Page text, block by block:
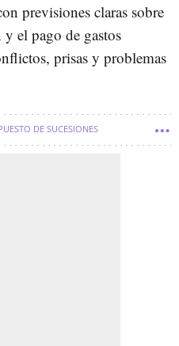
previsiones claras sobre
el pago de gastos
prisas y problemas
DE SUCESIONES